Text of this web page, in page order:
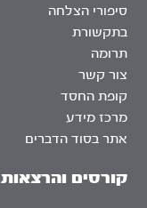
סיפורי הצלחה
בתקשורת
תרומה
צור קשר
קופת החסד
מרכז מידע
אתר בסוד הדברים
קורסים והרצאות